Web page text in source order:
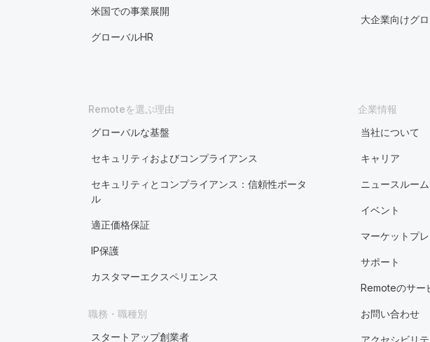
米国での事業展開
グローバルHR
大企業向けグ
Remoteを選ぶ理由
グローバルな基盤
セキュリティおよびコンプライアンス
セキュリティとコンプライアンス：信頼性ポータ
ル
適正価格保証
IP保護
カスタマーエクスペリエンス
職務・職種別
スタートアップ創業者
企業情報
当社について
キャリア
ニュースルーム
イベント
マーケットプ
サポート
Remoteのサー
お問い合わせ
アクセシビリ